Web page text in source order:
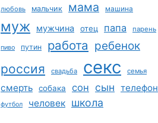
любовь мальчик мама машина
муж мужчина отец папа парень
пиво путин работа ребенок
россия свадьба секс семья
смерть собака сон сын телефон
футбол человек школа